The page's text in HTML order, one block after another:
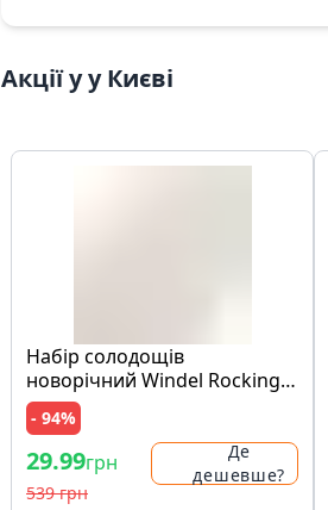
Акції у у Києві
Набір солодощів
новорічний Windel Rocking
Horse 129г
- 94%
29.99грн
539 грн
Де
дешевше?